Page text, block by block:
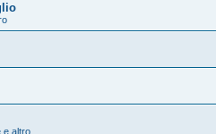
e altro